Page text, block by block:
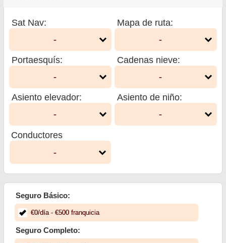
Sat Nav:
-
Mapa de ruta:
-
Portaesquís:
-
Cadenas nieve:
-
Asiento elevador:
-
Asiento de niño:
-
Conductores
-
Seguro Básico:
€0/día- €500franquicia
Seguro Completo: